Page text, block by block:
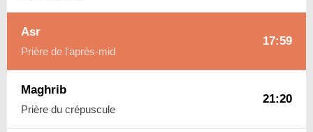
Asr
Prière de l'après-mid
17:59
Maghrib
Prière du crépuscule
21:20